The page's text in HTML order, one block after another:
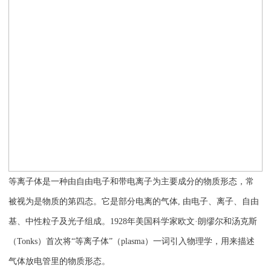
等离子体是一种由自由电子和带电离子为主要成分的物质形态，常
被视为是物质的第四态。它是部分电离的气体, 由电子、离子、自由
基、中性粒子及光子组成。1928年美国科学家欧文·朗缪尔和汤克斯
（Tonks）首次将“等离子体”（plasma）一词引入物理学，用来描述
气体放电管里的物质形态。